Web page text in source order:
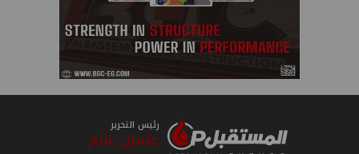
رئيس التحرير
عثمان علام